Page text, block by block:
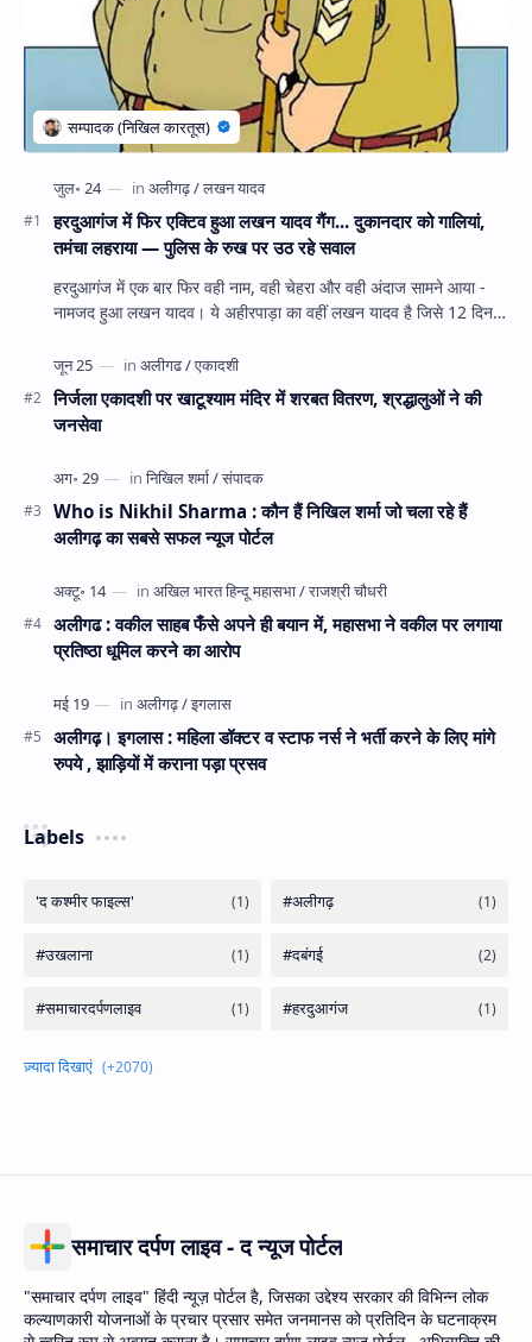
हरदुआगंज में फिर एक्टिव हुआ लखन यादव गैंग... दुकानदार को गालियां,
तमंचा लहराया — पुलिस के रुख पर उठ रहे सवाल
हरदुआगंज में एक बार फिर वही नाम, वही चेहरा और वही अंदाज सामने आया -
नामजद हुआ लखन यादव। ये अहीरपाड़ा का वहीं लखन यादव है जिसे 12 दिन
निर्जला एकादशी पर खाटूश्याम मंदिर में शरबत वितरण, श्रद्धालुओं ने की
जनसेवा
Who is Nikhil Sharma : कौन हैं निखिल शर्मा जो चला रहे हैं
अलीगढ़ का सबसे सफल न्यूज पोर्टल
अलीगढ : वकील साहब फँसे अपने ही बयान में, महासभा ने वकील पर लगाया
प्रतिष्ठा धूमिल करने का आरोप
अलीगढ़। इगलास : महिला डॉक्टर व स्टाफ नर्स ने भर्ती करने के लिए मांगे
रुपये , झाड़ियों में कराना पड़ा प्रसव
Labels
समाचार दर्पण लाइव - द न्यूज पोर्टल
"समाचार दर्पण लाइव" हिंदी न्यूज़ पोर्टल है, जिसका उद्देश्य सरकार की विभिन्न लोक
कल्याणकारी योजनाओं के प्रचार प्रसार समेत जनमानस को प्रतिदिन के घटनाक्रम